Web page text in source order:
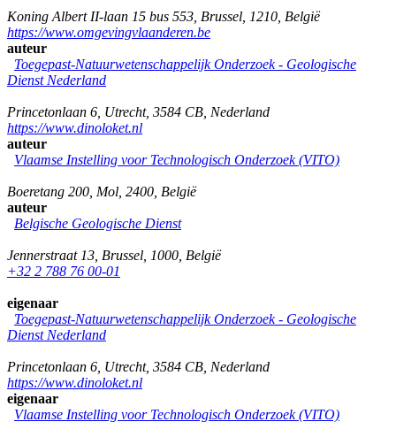
Koning Albert II-laan 15 bus 553 Brussel 1210 België
https://www.omgevingvlaanderen.be
auteur
Toegepast-Natuurwetenschappelijk Onderzoek - Geologische
Dienst Nederland
Princetonlaan 6 Utrecht, 3584 CB Nederland
https://www.dinoloket.nl
auteur
Vlaamse Instelling voor Technologisch Onderzoek (VITO)
Boeretang 200 Mol 2400 België
auteur
Belgische Geologische Dienst
Jennerstraat 13 Brussel 1000 België
+32 2 788 76 00-01
eigenaar
Toegepast-Natuurwetenschappelijk Onderzoek - Geologische
Dienst Nederland
Princetonlaan 6 Utrecht, 3584 CB Nederland
https://www.dinoloket.nl
eigenaar
Vlaamse Instelling voor Technologisch Onderzoek (VITO)